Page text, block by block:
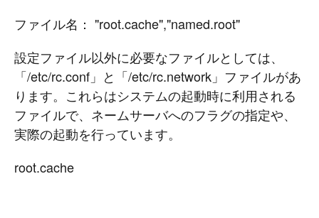
ファイル名： "root.cache","named.root"
設定ファイル以外に必要なファイルとしては、
「/etc/rc.conf」と「/etc/rc.network」ファイルがあ
ります。これらはシステムの起動時に利用される
ファイルで、ネームサーバへのフラグの指定や、
実際の起動を行っています。
root.cache